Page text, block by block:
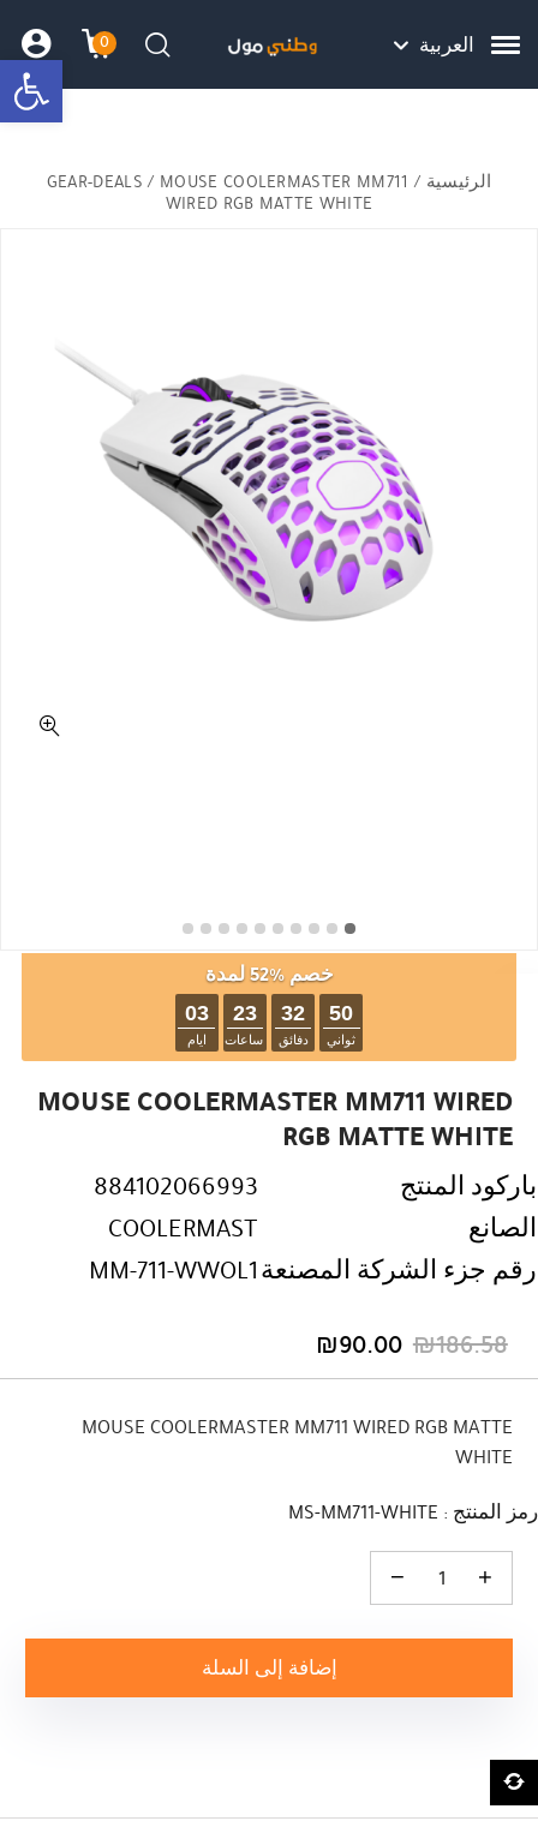
هل نزلت التطبيق ليصلك كل جديد ؟
العربية 0
עגלתחיפוש
الرئيسية /
GEAR-DEALS/ MOUSE COOLERMASTER MM711
WIRED RGB MATTE WHITE
خصم %52 لمدة
03
ايام
23
ساعات
32
دفائق
50
ثواني
MOUSE COOLERMASTER MM711 WIRED
RGB MATTE WHITE
باركود المنتج
884102066993
الصانع
COOLERMAST
رقم جزء الشركة المصنعةMM-711-WWOL1
₪186.58
السعر
الأصلي
₪186.58.
₪90.00 السعر
الحالي
₪90.00.
MOUSE COOLERMASTER MM711 WIRED RGB MATTE
WHITE
رمز المنتج : MS-MM711-WHITE
كمية MOUSE COOLERMASTER MM711 WIRED RGB MATTE WHITE
إضافة إلى السلة